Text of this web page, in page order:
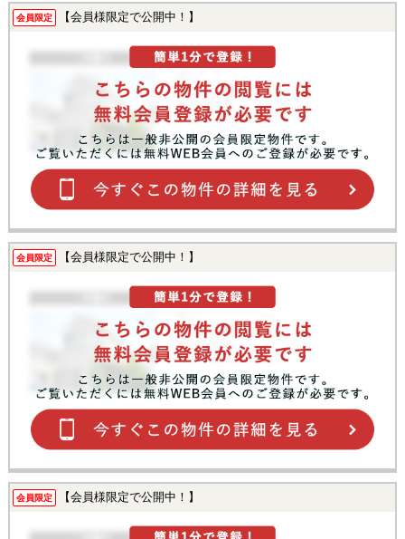
会員限定 【会員様限定で公開中！】
会員限定 【会員様限定で公開中！】
会員限定 【会員様限定で公開中！】